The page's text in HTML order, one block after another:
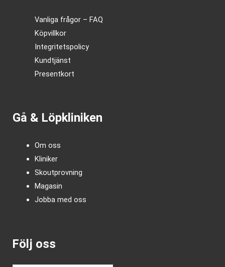
Vanliga frågor – FAQ
Köpvillkor
Integritetspolicy
Kundtjänst
Presentkort
Gå & Löpkliniken
Om oss
Kliniker
Skoutprovning
Magasin
Jobba med oss
Följ oss